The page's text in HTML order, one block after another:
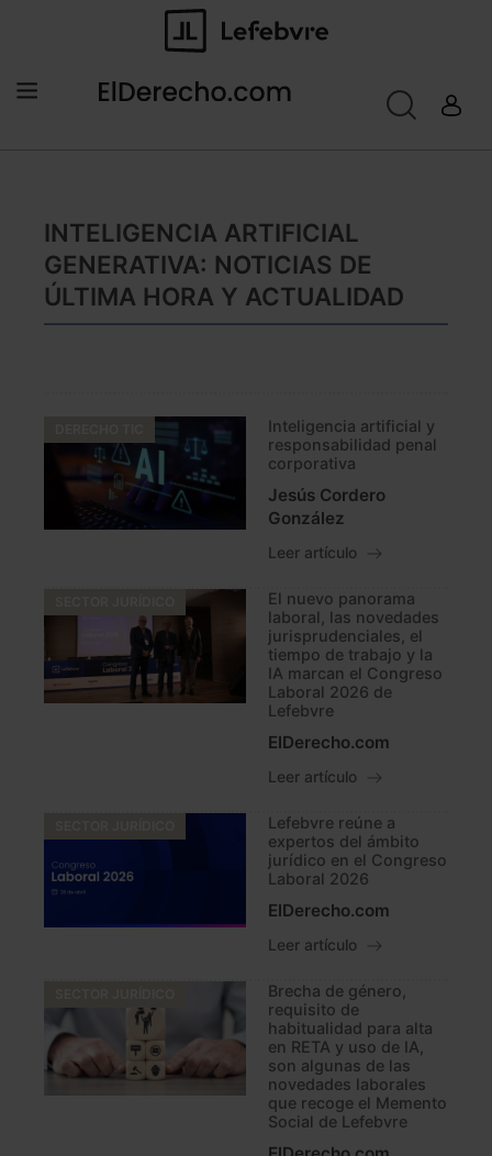
INTELIGENCIA ARTIFICIAL
GENERATIVA: NOTICIAS DE
ÚLTIMA HORA Y ACTUALIDAD
Inteligencia artificial y
responsabilidad penal
corporativa
Jesús Cordero
González
Leer artículo
El nuevo panorama
laboral, las novedades
jurisprudenciales, el
tiempo de trabajo y la
IA marcan el Congreso
Laboral 2026 de
Lefebvre
ElDerecho.com
Leer artículo
Lefebvre reúne a
expertos del ámbito
jurídico en el Congreso
Laboral 2026
ElDerecho.com
Leer artículo
Brecha de género,
requisito de
habitualidad para alta
en RETA y uso de IA,
son algunas de las
novedades laborales
que recoge el Memento
Social de Lefebvre